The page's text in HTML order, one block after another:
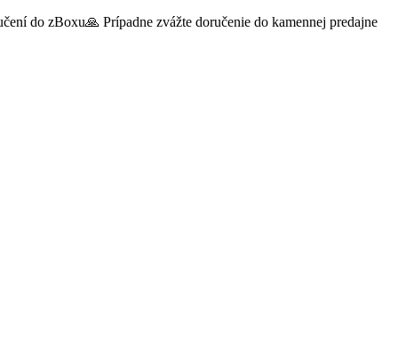
do zBoxu🙏 Prípadne zvážte doručenie do kamennej predajne